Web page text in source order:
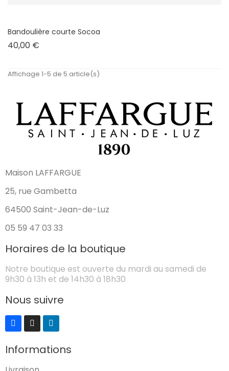
Bandoulière courte Socoa
40,00 €
Affichage 1-5 de 5 article(s)
Maison LAFFARGUE
25, rue Gambetta
64500 Saint-Jean-de-Luz
05 59 47 03 33
Horaires de la boutique
Notre boutique est ouverte du mardi au samedi de
9h30 à 13h et de 14h30 à 18h30
Nous suivre
Informations